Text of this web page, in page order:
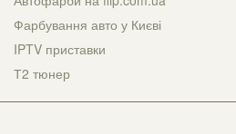
Фарбування авто у Києві
IPTV приставки
Т2 тюнер